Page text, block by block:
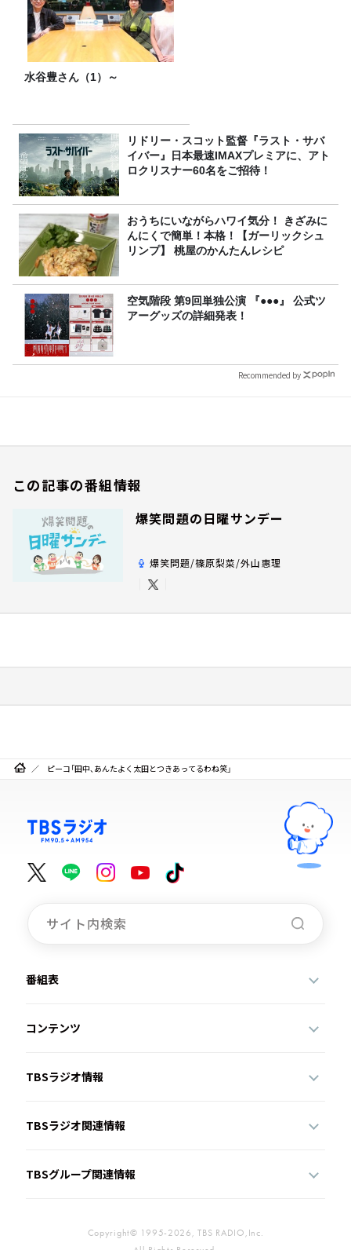
水谷豊さん（1）～
リドリー・スコット監督『ラスト・サバ
イバー』日本最速IMAXプレミアに、アト
ロクリスナー60名をご招待！
おうちにいながらハワイ気分！ きざみに
んにくで簡単！本格！【ガーリックシュ
リンプ】 桃屋のかんたんレシピ
空気階段 第9回単独公演 『●●●』 公式ツ
アーグッズの詳細発表！
Recommended by
この記事の番組情報
爆笑問題の日曜サンデー
爆笑問題/篠原梨菜/外山惠理
ピーコ「田中、あんたよく太田とつきあってるわね笑」
番組表
コンテンツ
TBSラジオ情報
TBSラジオ関連情報
TBSグループ関連情報
Copyright© 1995-2026, TBS RADIO,Inc.